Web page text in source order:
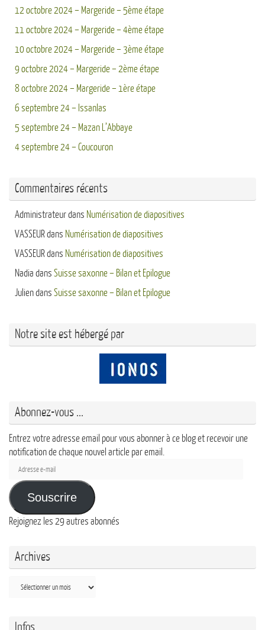
12 octobre 2024 – Margeride – 5ème étape
11 octobre 2024 – Margeride – 4ème étape
10 octobre 2024 – Margeride – 3ème étape
9 octobre 2024 – Margeride – 2ème étape
8 octobre 2024 – Margeride – 1ère étape
6 septembre 24 – Issanlas
5 septembre 24 – Mazan L’Abbaye
4 septembre 24 – Coucouron
Commentaires récents
Administrateurdans Numérisation de diapositives
VASSEURdans Numérisation de diapositives
VASSEURdans Numérisation de diapositives
Nadia dans Suisse saxonne – Bilan et Epilogue
Juliendans Suisse saxonne – Bilan et Epilogue
Notre site est hébergé par
Abonnez-vous ...
Entrez votre adresse email pour vous abonner à ce blog et recevoir une
notification de chaque nouvel article par email.
Adresse
mail
Souscrire
Rejoignez les 29 autres abonnés
Archives
Archives